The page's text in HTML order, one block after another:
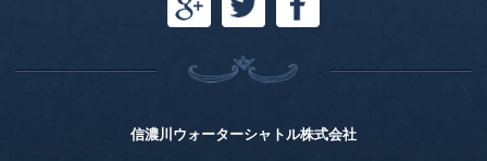
信濃川ウォーターシャトル株式会社